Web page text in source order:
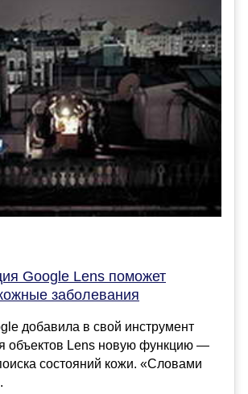
Google Lens поможет
заболевания
добавила в свой инструмент
объектов Lens новую функцию —
состояний кожи. «Словами